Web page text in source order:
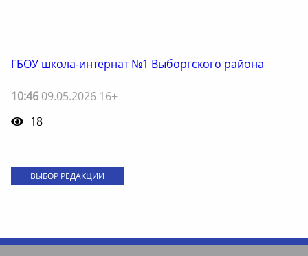
ГБОУ школа-интернат №1 Выборгского района
10:46 09.05.2026 16+
18
ВЫБОР РЕДАКЦИИ